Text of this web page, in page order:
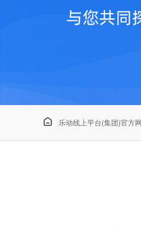
 乐动线上平台(集团)官方